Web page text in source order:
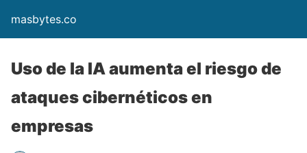
masbytes.co
Uso de la IA aumenta el riesgo de
ataques cibernéticos en
empresas